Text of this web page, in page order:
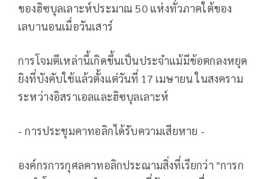
ของฮิซบุลเลาะห์ประมาณ 50 แห่งทั่วภาคใต้ของ
เลบานอนเมื่อวันเสาร์
การโจมตีเหล่านี้เกิดขึ้นเป็นประจำแม้มีข้อตกลงหยุด
ยิงที่บังคับใช้แล้วตั้งแต่วันที่ 17 เมษายน ในสงคราม
ระหว่างอิสราเอลและฮิซบุลเลาะห์
- การประชุมคาทอลิกได้รับความเสียหาย -
องค์กรการกุศลคาทอลิกประณามสิ่งที่เรียกว่า "การก